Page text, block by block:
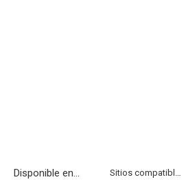
Disponible en...
Sitios compatibles